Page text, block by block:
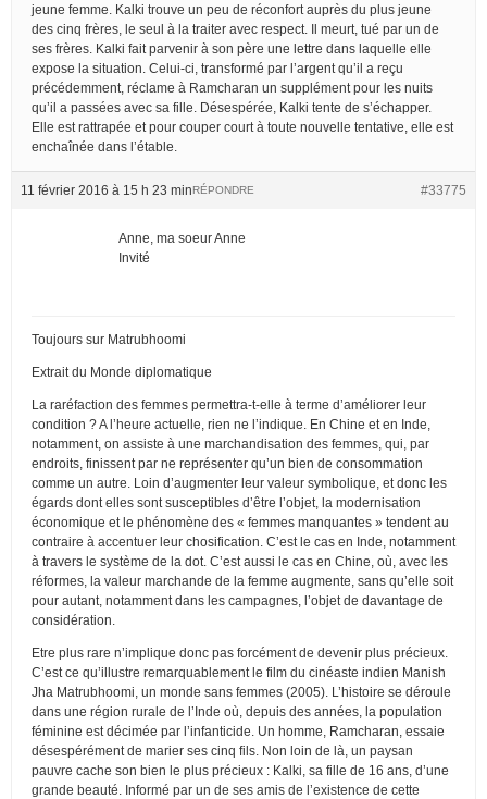
jeune femme. Kalki trouve un peu de réconfort auprès du plus jeune
des cinq frères, le seul à la traiter avec respect. Il meurt, tué par un de
ses frères. Kalki fait parvenir à son père une lettre dans laquelle elle
expose la situation. Celui-ci, transformé par l’argent qu’il a reçu
précédemment, réclame à Ramcharan un supplément pour les nuits
qu’il a passées avec sa fille. Désespérée, Kalki tente de s’échapper.
Elle est rattrapée et pour couper court à toute nouvelle tentative, elle est
enchaînée dans l’étable.
11 février 2016 à 15 h 23 min #33775
RÉPONDRE
Anne, ma soeur Anne
Invité
Toujours sur Matrubhoomi
Extrait du Monde diplomatique
La raréfaction des femmes permettra-t-elle à terme d’améliorer leur
condition ? A l’heure actuelle, rien ne l’indique. En Chine et en Inde,
notamment, on assiste à une marchandisation des femmes, qui, par
endroits, finissent par ne représenter qu’un bien de consommation
comme un autre. Loin d’augmenter leur valeur symbolique, et donc les
égards dont elles sont susceptibles d’être l’objet, la modernisation
économique et le phénomène des « femmes manquantes » tendent au
contraire à accentuer leur chosification. C’est le cas en Inde, notamment
à travers le système de la dot. C’est aussi le cas en Chine, où, avec les
réformes, la valeur marchande de la femme augmente, sans qu’elle soit
pour autant, notamment dans les campagnes, l’objet de davantage de
considération.
Etre plus rare n’implique donc pas forcément de devenir plus précieux.
C’est ce qu’illustre remarquablement le film du cinéaste indien Manish
Jha Matrubhoomi, un monde sans femmes (2005). L’histoire se déroule
dans une région rurale de l’Inde où, depuis des années, la population
féminine est décimée par l’infanticide. Un homme, Ramcharan, essaie
désespérément de marier ses cinq fils. Non loin de là, un paysan
pauvre cache son bien le plus précieux : Kalki, sa fille de 16 ans, d’une
grande beauté. Informé par un de ses amis de l’existence de cette